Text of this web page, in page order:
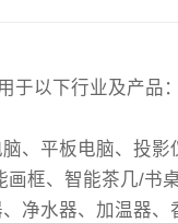
于以下行业及产品：
、平板电脑、投影
框、智能茶几/书
净水器、加温器